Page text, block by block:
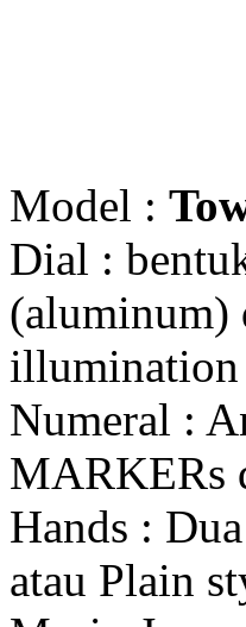
Model :
Dial :
(aluminum)
Numeral :
MARKERs
Hands :
atau Plain